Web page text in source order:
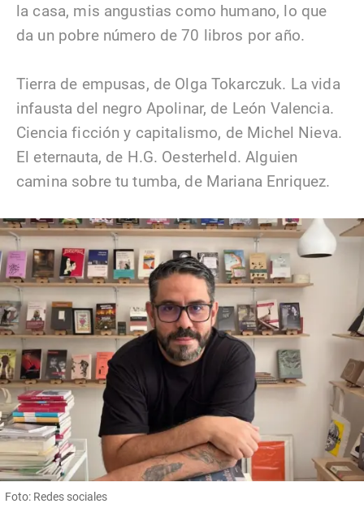
la casa, mis angustias como humano, lo que
da un pobre número de 70 libros por año.
Tierra de empusas, de Olga Tokarczuk. La vida
infausta del negro Apolinar, de León Valencia.
Ciencia ficción y capitalismo, de Michel Nieva.
El eternauta, de H.G. Oesterheld. Alguien
camina sobre tu tumba, de Mariana Enriquez.
Foto: Redes sociales